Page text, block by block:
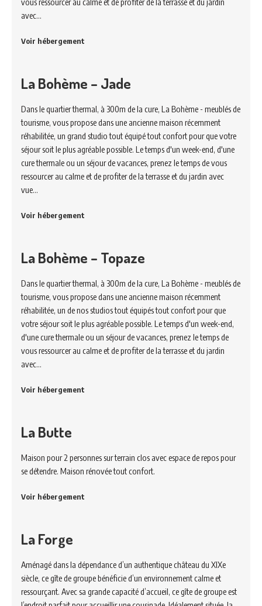
avec…
Voir hébergement
La Bohème – Jade
Dans le quartier thermal, à 300m de la cure, La Bohème - meublés de
tourisme, vous propose dans une ancienne maison récemment
réhabilitée, un grand studio tout équipé tout confort pour que votre
séjour soit le plus agréable possible. Le temps d'un week-end, d'une
cure thermale ou un séjour de vacances, prenez le temps de vous
ressourcer au calme et de profiter de la terrasse et du jardin avec
vue…
Voir hébergement
La Bohème – Topaze
Dans le quartier thermal, à 300m de la cure, La Bohème - meublés de
tourisme, vous propose dans une ancienne maison récemment
réhabilitée, un de nos studios tout équipés tout confort pour que
votre séjour soit le plus agréable possible. Le temps d'un week-end,
d'une cure thermale ou un séjour de vacances, prenez le temps de
vous ressourcer au calme et de profiter de la terrasse et du jardin
avec…
Voir hébergement
La Butte
Maison pour 2 personnes sur terrain clos avec espace de repos pour
se détendre. Maison rénovée tout confort.
Voir hébergement
La Forge
Aménagé dans la dépendance d’un authentique château du XIXe
siècle, ce gîte de groupe bénéficie d’un environnement calme et
ressourçant. Avec sa grande capacité d’accueil, ce gîte de groupe est